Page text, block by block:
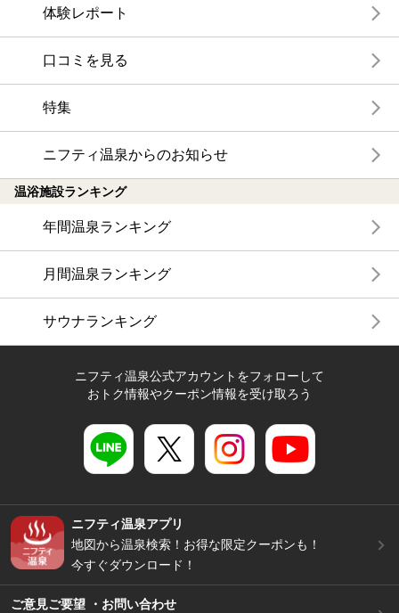
体験レポート
口コミを見る
特集
ニフティ温泉からのお知らせ
温浴施設ランキング
年間温泉ランキング
月間温泉ランキング
サウナランキング
ニフティ温泉公式アカウントをフォローして
おトク情報やクーポン情報を受け取ろう
ニフティ温泉アプリ
地図から温泉検索！お得な限定クーポンも！
今すぐダウンロード！
ご意見ご要望 ・お問い合わせ